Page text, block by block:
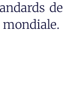
de